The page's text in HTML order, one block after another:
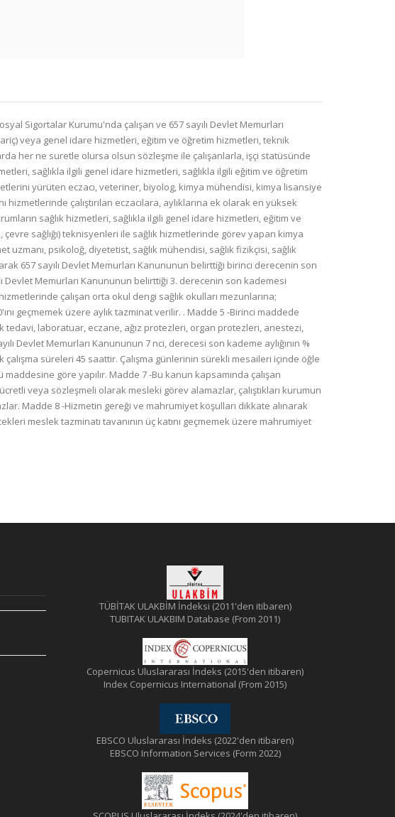
Sigortalar Kurumu'nda çalışan ve 657 sayılı Devlet Memurları
veya genel idare hizmetleri, eğitim ve öğretim hizmetleri, teknik
her ne suretle olursa olsun sözleşme ile çalışanlarla, işçi statüsünde
sağlıkla ilgili genel idare hizmetleri, sağlıkla ilgili eğitim ve öğretim
yürüten eczacı, veteriner, biyolog, kimya mühendisi, kimya lisansiye
çalıştırılan eczacılara, aylıklarına ek olarak en yüksek
sağlık hizmetleri, sağlıkla ilgili genel idare hizmetleri, eğitim ve
sağlığı) teknisyenleri ile sağlık hizmetlerinde görev yapan kimya
psikoloğ, diyetetist, sağlık mühendisi, sağlık fizikçisi, sağlık
657 sayılı Devlet Memurları Kanununun belirttiği birinci derecenin son
Devlet Memurları Kanununun belirttiği 3. derecenin son kademesi
çalışan orta okul dengi sağlık okulları mezunlarına;
geçmemek üzere aylık tazminat verilir. . Madde 5 -Birinci maddede
tedavi, laboratuar, eczane, ağız protezleri, organ protezleri, anestezi,
Devlet Memurları Kanununun 7 nci, derecesi son kademe aylığının %
çalışma süreleri 45 saattir. Çalışma günlerinin sürekli mesaileri içinde öğle
göre yapılır. Madde 7 -Bu kanun kapsamında çalışan
veya sözleşmeli olarak mesleki görev alamazlar, çalıştıkları kurumun
Madde 8 -Hizmetin gereği ve mahrumiyet koşulları dikkate alınarak
meslek tazminatı tavanının üç katını geçmemek üzere mahrumiyet
TÜBİTAK ULAKBİM İndeksi (2011'den itibaren)
TUBITAK ULAKBIM Database (From 2011)
Copernicus Uluslararası İndeks (2015'den itibaren)
Index Copernicus International (From 2015)
EBSCO Uluslararası İndeks (2022'den itibaren)
EBSCO Information Services (Form 2022)